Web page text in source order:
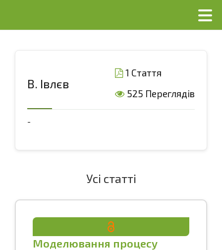
В. Івлєв
1 Стаття
525 Переглядів
-
Усі статті
Моделювання процесу